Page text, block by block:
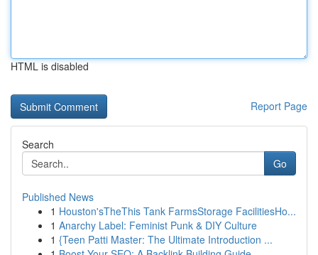
HTML is disabled
Report Page
Search
Go
Published News
1 Houston'sTheThis Tank FarmsStorage FacilitiesHo...
1 Anarchy Label: Feminist Punk & DIY Culture
1 {Teen Patti Master: The Ultimate Introduction ...